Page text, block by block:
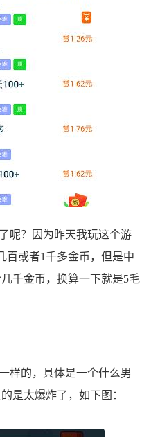
呢？因为昨天我玩这个游
百或者1千多金币，但是中
千金币，换算一下就是5毛
样的，具体是一个什么男
是太爆炸了，如下图：